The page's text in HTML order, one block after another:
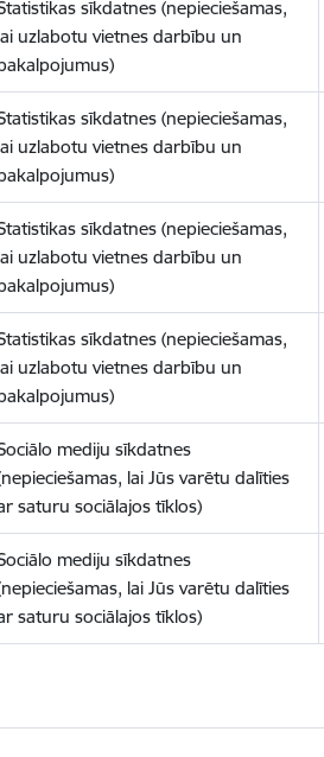
sīkdatnes (nepieciešamas,
uzlabotu vietnes darbību un
sīkdatnes (nepieciešamas,
uzlabotu vietnes darbību un
sīkdatnes (nepieciešamas,
uzlabotu vietnes darbību un
sīkdatnes (nepieciešamas,
uzlabotu vietnes darbību un
mediju sīkdatnes
lai Jūs varētu dalīties
saturu sociālajos tīklos)
mediju sīkdatnes
lai Jūs varētu dalīties
saturu sociālajos tīklos)